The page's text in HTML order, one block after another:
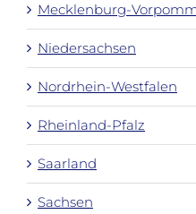
Mecklenburg-
Niedersachsen
Nordrhein-Westfalen
Rheinland-Pfalz
Saarland
Sachsen